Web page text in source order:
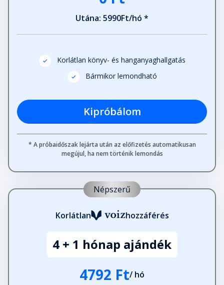
Utána: 5990Ft/hó *
Korlátlan könyv- és hanganyaghallgatás
Bármikor lemondható
Kipróbálom
* A próbaidőszak lejárta után az előfizetés automatikusan
megújul, ha nem történik lemondás
Népszerű
Korlátlan hozzáférés
4 + 1 hónap ajándék
4792 Ft/ hó